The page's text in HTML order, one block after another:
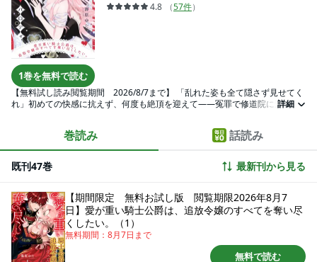
1巻を無料で読む
4.8
（57件）
【無料試し読み閲覧期間 2026/8/7まで】 「乱れた姿も全て隠さず見せてく
れ」初めての快感に抗えず、何度も絶頂を迎えて――冤罪で修道院に追放さ
的は公爵として、教養のある妻を迎えること。密かに恋していた相手から契
約結婚を求められ、二つ返事で受け入れたら「これであなたは俺のものだ。
誰にも渡さない」と迫られて…!? 熱を孕んだ眼差しで見つめられ、閉じ込め
るように逞しい腕にかき抱かれたら、愛されていると勘違いしてしまいそ
う…！とろけるようなキスと激しい愛撫でぐしょぐしょに濡れてしまうくら
ロマンス★
詳細
巻読み 話読み
既刊47巻 最新刊から見る
【期間限定 無料お試し版 閲覧期限2026年8月7
日】愛が重い騎士公爵は、追放令嬢のすべてを奪い尽
くしたい。（1）
無料期間： 8月7日 まで
無料で読む